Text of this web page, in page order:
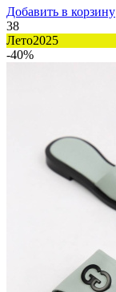
Добавить в корзину
38
Лето2025
-40%